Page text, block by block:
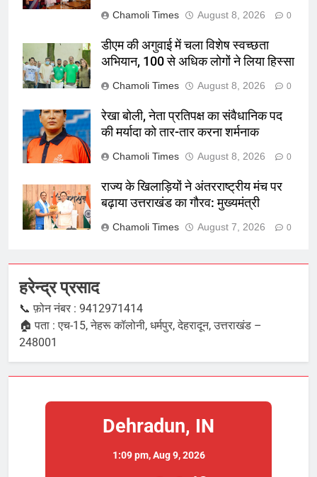
Chamoli Times August 8, 2026 0
डीएम की अगुवाई में चला विशेष स्वच्छता
अभियान, 100 से अधिक लोगों ने लिया हिस्सा
Chamoli Times August 8, 2026 0
रेखा बोली, नेता प्रतिपक्ष का संवैधानिक पद
की मर्यादा को तार-तार करना शर्मनाक
Chamoli Times August 8, 2026 0
राज्य के खिलाड़ियों ने अंतरराष्ट्रीय मंच पर
बढ़ाया उत्तराखंड का गौरव: मुख्यमंत्री
Chamoli Times August 7, 2026 0
हरेन्द्र प्रसाद
📞 फ़ोन नंबर : 9412971414
🏠 पता : एच-15, नेहरू कॉलोनी, धर्मपुर, देहरादून, उत्तराखंड –
248001
Dehradun, IN
1:09 pm,Aug 9, 2026